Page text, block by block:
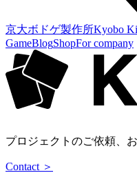
京大ボドゲ製作所Kyobo
GameBlogShopFor company
プロジェクトのご依頼、
Contact ＞